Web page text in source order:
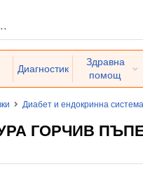
Диагностик
Здравна
помощ
Диабет и ендокринна система
ГОРЧИВ